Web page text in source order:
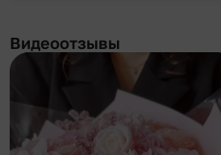
Видеоотзывы